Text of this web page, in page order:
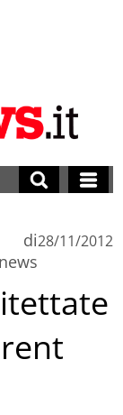
di
news
28/11/2012